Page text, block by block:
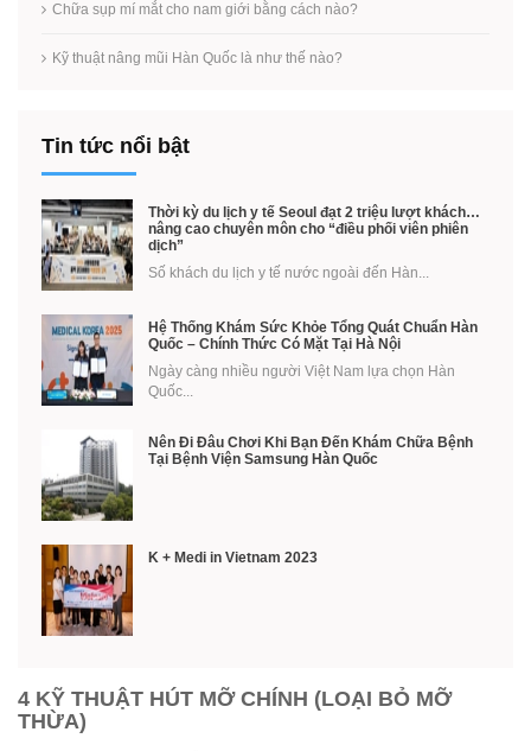
Chữa sụp mí mắt cho nam giới bằng cách nào?
Kỹ thuật nâng mũi Hàn Quốc là như thế nào?
Tin tức nổi bật
Thời kỳ du lịch y tế Seoul đạt 2 triệu lượt khách…
nâng cao chuyên môn cho “điều phối viên phiên
dịch”
Số khách du lịch y tế nước ngoài đến Hàn...
Hệ Thống Khám Sức Khỏe Tổng Quát Chuẩn Hàn
Quốc – Chính Thức Có Mặt Tại Hà Nội
Ngày càng nhiều người Việt Nam lựa chọn Hàn
Quốc...
Nên Đi Đâu Chơi Khi Bạn Đến Khám Chữa Bệnh
Tại Bệnh Viện Samsung Hàn Quốc
K + Medi in Vietnam 2023
4 KỸ THUẬT HÚT MỠ CHÍNH (LOẠI BỎ MỠ
THỪA)